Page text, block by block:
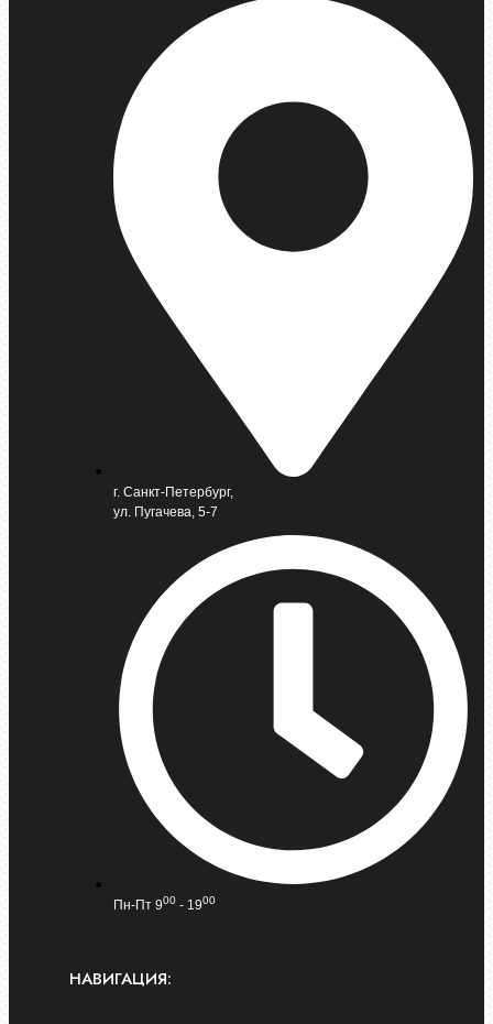
г. Санкт-Петербург,
ул. Пугачева, 5-7
Пн-Пт 900 - 1900
НАВИГАЦИЯ: